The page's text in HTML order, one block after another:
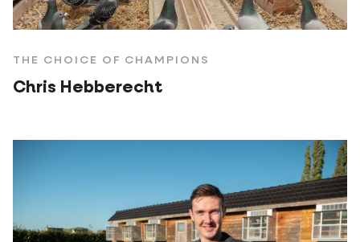
THE CHOICE OF CHAMPIONS
Chris Hebberecht